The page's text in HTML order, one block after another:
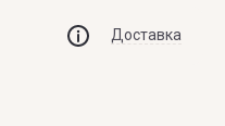
Доставка